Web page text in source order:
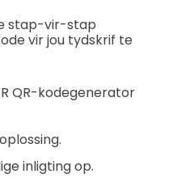
stap-vir-stap
vir jou tydskrif te
QR-kodegenerator
inligting op.